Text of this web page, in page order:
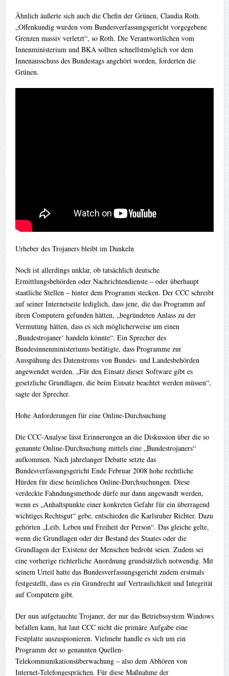
Ähnlich äußerte sich auch die Chefin der Grünen, Claudia Roth.
„Offenkundig wurden vom Bundesverfassungsgericht vorgegebene
Grenzen massiv verletzt“, so Roth. Die Verantwortlichen vom
Innenministerium und BKA sollten schnellstmöglich vor dem
Innenausschuss des Bundestags angehört worden, forderten die
Grünen.
Urheber des Trojaners bleibt im Dunkeln
Noch ist allerdings unklar, ob tatsächlich deutsche
Ermittlungsbehörden oder Nachrichtendienste – oder überhaupt
staatliche Stellen – hinter dem Programm stecken. Der CCC schreibt
auf seiner Internetseite lediglich, dass jene, die das Programm auf
ihren Computern gefunden hätten, „begründeten Anlass zu der
Vermutung hätten, dass es sich möglicherweise um einen
‚Bundestrojaner‘ handeln könnte“. Ein Sprecher des
Bundesinnenministeriums bestätigte, dass Programme zur
Ausspähung des Datenstroms von Bundes- und Landesbehörden
angewendet werden. „Für den Einsatz dieser Software gibt es
gesetzliche Grundlagen, die beim Einsatz beachtet werden müssen“,
sagte der Sprecher.
Hohe Anforderungen für eine Online-Durchsuchung
Die CCC-Analyse lässt Erinnerungen an die Diskussion über die so
genannte Online-Durchsuchung mittels eine „Bundestrojaners“
aufkommen. Nach jahrelanger Debatte setzte das
Bundesverfassungsgericht Ende Februar 2008 hohe rechtliche
Hürden für diese heimlichen Online-Durchsuchungen. Diese
verdeckte Fahndungsmethode dürfe nur dann angewandt werden,
wenn es „Anhaltspunkte einer konkreten Gefahr für ein überragend
wichtiges Rechtsgut“ gebe, entschieden die Karlsruher Richter. Dazu
gehörten „Leib, Leben und Freiheit der Person“. Das gleiche gelte,
wenn die Grundlagen oder der Bestand des Staates oder die
Grundlagen der Existenz der Menschen bedroht seien. Zudem sei
eine vorherige richterliche Anordnung grundsätzlich notwendig. Mit
seinem Urteil hatte das Bundesverfassungsgericht zudem erstmals
festgestellt, dass es ein Grundrecht auf Vertraulichkeit und Integrität
auf Computern gibt.
Der nun aufgetauchte Trojaner, der nur das Betriebssystem Windows
befallen kann, hat laut CCC nicht die primäre Aufgabe eine
Festplatte auszuspionieren. Vielmehr handle es sich um ein
Programm der so genannten Quellen-
Telekommunikationsüberwachung – also dem Abhören von
Internet-Telefongesprächen. Für diese Maßnahme der